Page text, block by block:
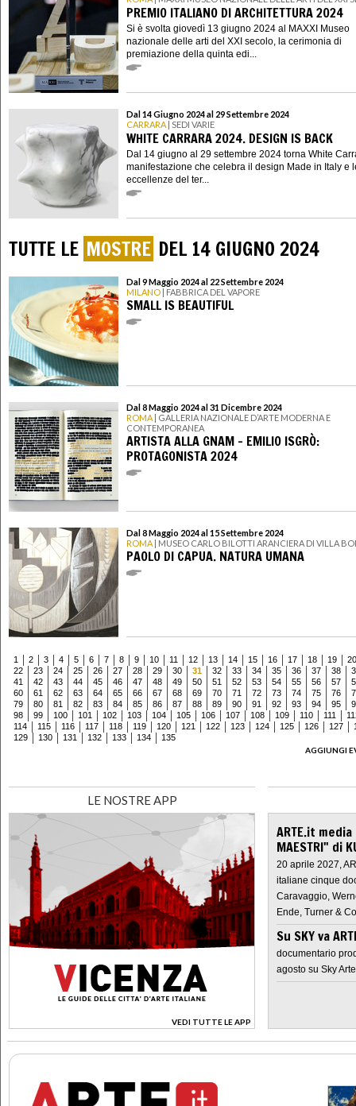
PREMIO ITALIANO DI ARCHITETTURA 2024
Si è svolta giovedì 13 giugno 2024 al MAXXI Museo
nazionale delle arti del XXI secolo, la cerimonia di
premiazione della quinta edi...
Dal 14 Giugno 2024 al 29 Settembre 2024
CARRARA | SEDI VARIE
WHITE CARRARA 2024. DESIGN IS BACK
Dal 14 giugno al 29 settembre 2024 torna White
manifestazione che celebra il design Made in Italy e
eccellenze del ter...
TUTTE LE MOSTRE DEL 14 GIUGNO 2024
Dal 9 Maggio 2024 al 22 Settembre 2024
MILANO | FABBRICA DEL VAPORE
SMALL IS BEAUTIFUL
Dal 8 Maggio 2024 al 31 Dicembre 2024
ROMA | GALLERIA NAZIONALE D’ARTE MODERNA E
CONTEMPORANEA
ARTISTA ALLA GNAM - EMILIO ISGRÒ:
PROTAGONISTA 2024
Dal 8 Maggio 2024 al 15 Settembre 2024
ROMA | MUSEO CARLO BILOTTI ARANCIERA DI VILLA
PAOLO DI CAPUA. NATURA UMANA
1 2 3 4 5 6 7 8 9 10 11 12 13 14 15 16 17 18 19
20
22
23 24 25 26 27 28 29 30 31 32 33 34 35 36 37 38
41
42 43 44 45 46 47 48 49 50 51 52 53 54 55 56 57
60
61 62 63 64 65 66 67 68 69 70 71 72 73 74 75 76
79
80 81 82 83 84 85 86 87 88 89 90 91 92 93 94 95
98
99 100 101 102 103 104 105 106 107 108 109 110 111
114
115 116 117 118 119 120 121 122 123 124 125 126 127
129
130 131 132 133 134
135
AGGIUNGI
LE NOSTRE APP
VEDI TUTTE LE APP
>
ARTE.it
MAESTRI" di
20 aprile 2027,
italiane cinque
Caravaggio,
Ende, Turner &
Su SKY va
documentario
agosto su Sky Arte